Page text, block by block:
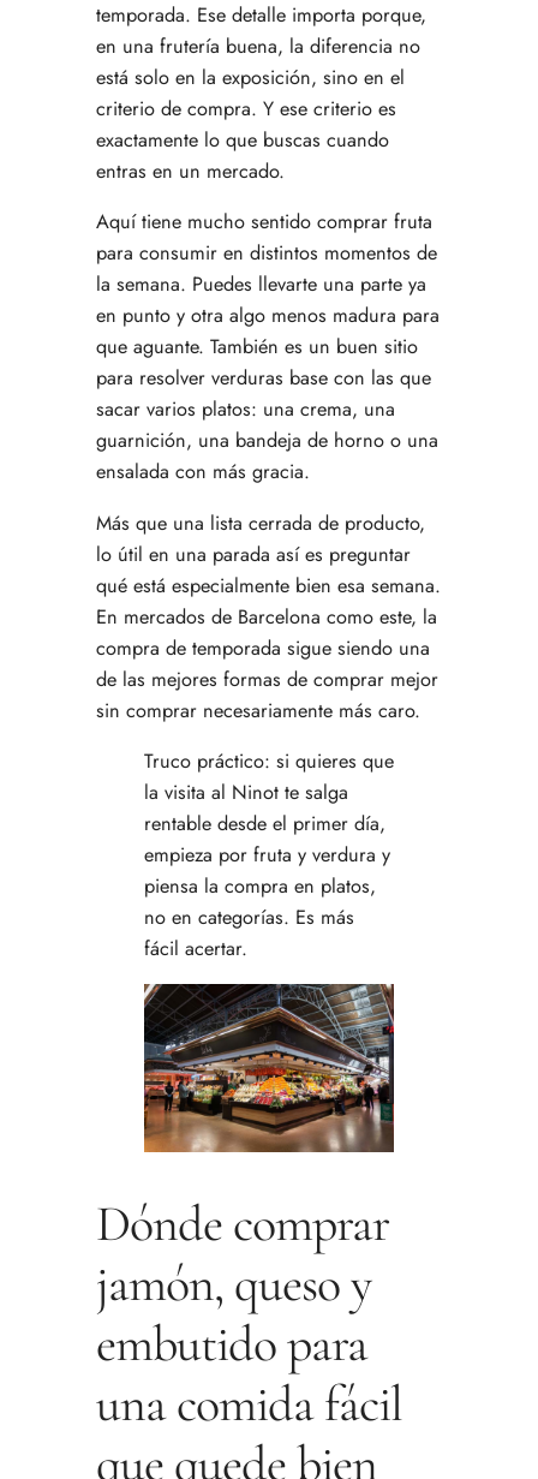
temporada. Ese detalle importa porque,
en una frutería buena, la diferencia no
está solo en la exposición, sino en el
criterio de compra. Y ese criterio es
exactamente lo que buscas cuando
entras en un mercado.
Aquí tiene mucho sentido comprar fruta
para consumir en distintos momentos de
la semana. Puedes llevarte una parte ya
en punto y otra algo menos madura para
que aguante. También es un buen sitio
para resolver verduras base con las que
sacar varios platos: una crema, una
guarnición, una bandeja de horno o una
ensalada con más gracia.
Más que una lista cerrada de producto,
lo útil en una parada así es preguntar
qué está especialmente bien esa semana.
En mercados de Barcelona como este, la
compra de temporada sigue siendo una
de las mejores formas de comprar mejor
sin comprar necesariamente más caro.
Truco práctico: si quieres que
la visita al Ninot te salga
rentable desde el primer día,
empieza por fruta y verdura y
piensa la compra en platos,
no en categorías. Es más
fácil acertar.
Dónde comprar
jamón, queso y
embutido para
una comida fácil
que quede bien